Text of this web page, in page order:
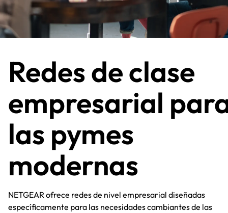
Redes de clase
empresarial
las pymes
modernas​
NETGEAR ofrece redes de nivel empresarial diseñadas
específicamente para las necesidades cambiantes de las